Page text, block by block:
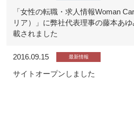
「女性の転職・求人情報Woman
リア）」に弊社代表理事の藤本あ
載されました
2016.09.15 最新情報
サイトオープンしました